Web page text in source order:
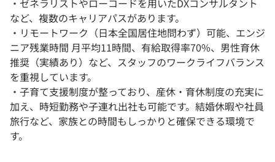
・ゼネラリストやローコードを用いたDXコンサルタント
など、複数のキャリアパスがあります。
・リモートワーク（日本全国居住地問わず）可能、エンジ
ニア残業時間 月平均11時間、有給取得率70%、男性育休
推奨（実績あり）など、スタッフのワークライフバランス
を重視しています。
・子育て支援制度が整っており、産休・育休制度の充実に
加え、時短勤務や子連れ出社も可能です。結婚休暇や社員
旅行など、家族との時間もしっかりと確保できる環境で
す。